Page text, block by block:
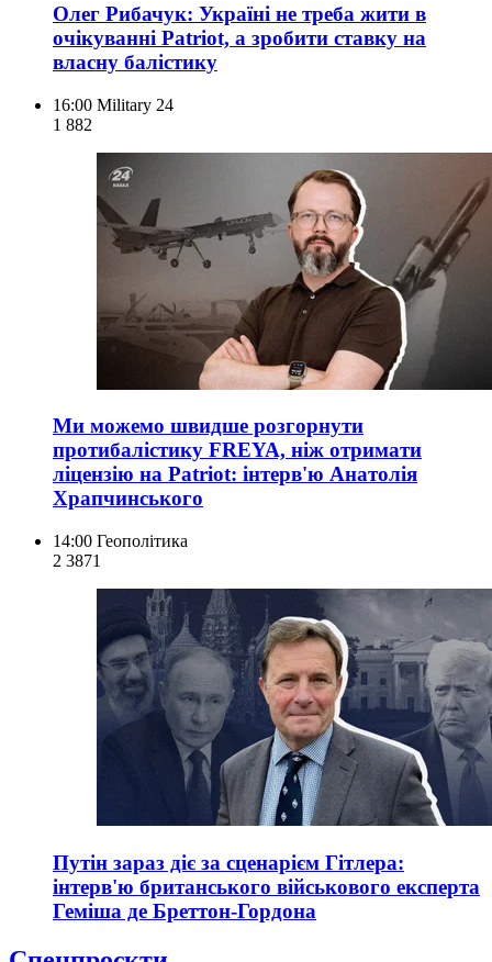
Олег Рибачук: Україні не треба жити в
очікуванні Patriot, а зробити ставку на
власну балістику
16:00 Military 24
1 882
Ми можемо швидше розгорнути
протибалістику FREYA, ніж отримати
ліцензію на Patriot: інтерв'ю Анатолія
Храпчинського
14:00 Геополітика
2 3871
Путін зараз діє за сценарієм Гітлера:
інтерв'ю британського військового експерта
Геміша де Бреттон-Гордона